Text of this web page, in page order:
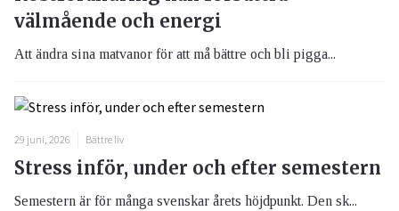
välmående och energi
Att ändra sina matvanor för att må bättre och bli pigga...
29 juni, 2026 Bättre liv
Stress inför, under och efter semestern
Semestern är för många svenskar årets höjdpunkt. Den sk...